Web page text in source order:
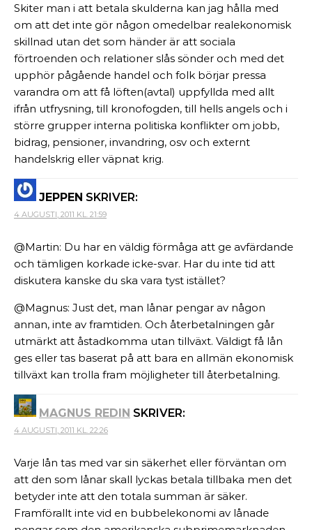
Skiter man i att betala skulderna kan jag hålla med
om att det inte gör någon omedelbar realekonomisk
skillnad utan det som händer är att sociala
förtroenden och relationer slås sönder och med det
upphör pågående handel och folk börjar pressa
varandra om att få löften(avtal) uppfyllda med allt
ifrån utfrysning, till kronofogden, till hells angels och i
större grupper interna politiska konflikter om jobb,
bidrag, pensioner, invandring, osv och externt
handelskrig eller väpnat krig.
JEPPEN SKRIVER:
4 AUGUSTI, 2011 KL. 21:59
@Martin: Du har en väldig förmåga att ge avfärdande
och tämligen korkade icke-svar. Har du inte tid att
diskutera kanske du ska vara tyst istället?
@Magnus: Just det, man lånar pengar av någon
annan, inte av framtiden. Och återbetalningen går
utmärkt att åstadkomma utan tillväxt. Väldigt få lån
ges eller tas baserat på att bara en allmän ekonomisk
tillväxt kan trolla fram möjligheter till återbetalning.
MAGNUS REDIN SKRIVER:
4 AUGUSTI, 2011 KL. 22:26
Varje lån tas med var sin säkerhet eller förväntan om
att den som lånar skall lyckas betala tillbaka men det
betyder inte att den totala summan är säker.
Framförallt inte vid en bubbelekonomi av lånade